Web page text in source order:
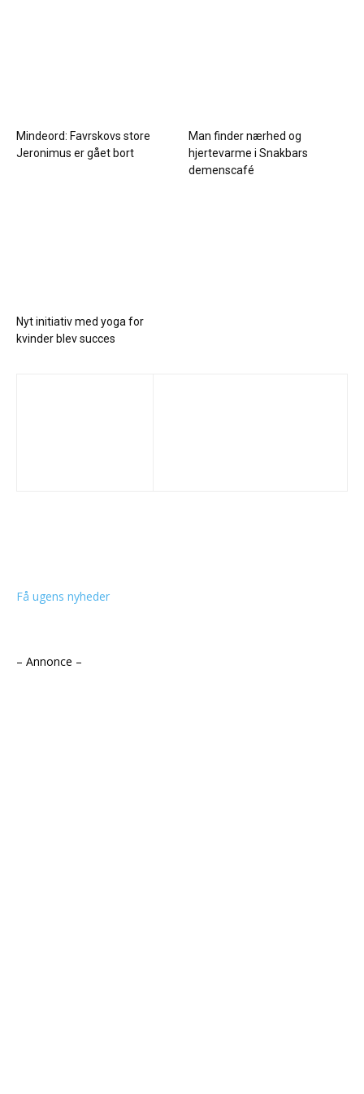
Mindeord: Favrskovs store
Jeronimus er gået bort
Man finder nærhed og
hjertevarme i Snakbars
demenscafé
Nyt initiativ med yoga for
kvinder blev succes
Få ugens nyheder
– Annonce –